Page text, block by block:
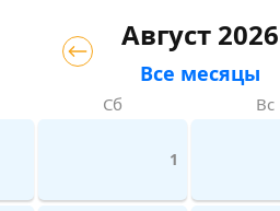
Август 2026
Все месяцы
Сб Вс
1